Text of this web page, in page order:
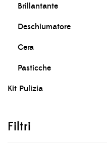
Brillantante
Deschiumatore
Cera
Pasticche
Kit Pulizia
Filtri